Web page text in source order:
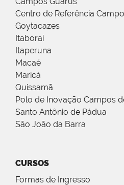
Centro de Referência
Goytacazes
Itaboraí
Itaperuna
Macaé
Maricá
Quissamã
Polo de Inovação Campos
Santo Antônio de Pádua
São João da Barra
CURSOS
Formas de Ingresso